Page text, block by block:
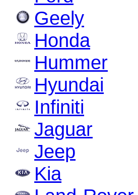
Geely
Honda
Hummer
Hyundai
Infiniti
Jaguar
Jeep
Kia